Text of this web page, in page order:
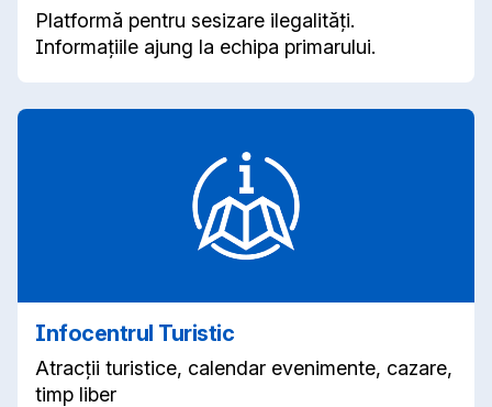
Platformă pentru sesizare ilegalități.
Informațiile ajung la echipa primarului.
Infocentrul Turistic
Atracții turistice, calendar evenimente, cazare,
timp liber